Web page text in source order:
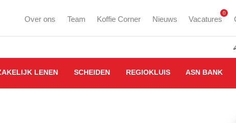
Over ons Team Koffie Corner Nieuws Vacatures
0
LENEN SCHEIDEN REGIOKLUIS ASN BANK